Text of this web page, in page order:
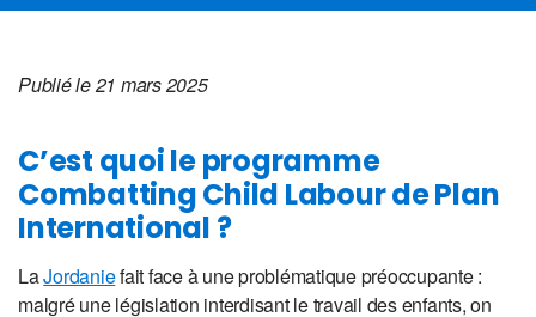
Publié le 21 mars 2025
C’est quoi le programme
Combatting Child Labour de Plan
International ?
LaJordaniefait face à une problématique préoccupante :
malgré une législation interdisant le travail des enfants, on